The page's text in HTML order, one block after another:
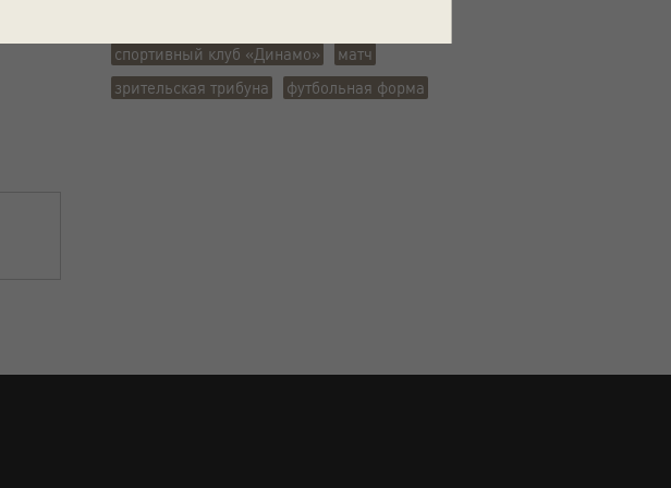
спортивный клуб «Динамо»
матч
зрительская трибуна
футбольная форма